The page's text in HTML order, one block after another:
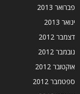
פברואר 2013
ינואר 2013
דצמבר 2012
נובמבר 2012
אוקטובר 2012
ספטמבר 2012